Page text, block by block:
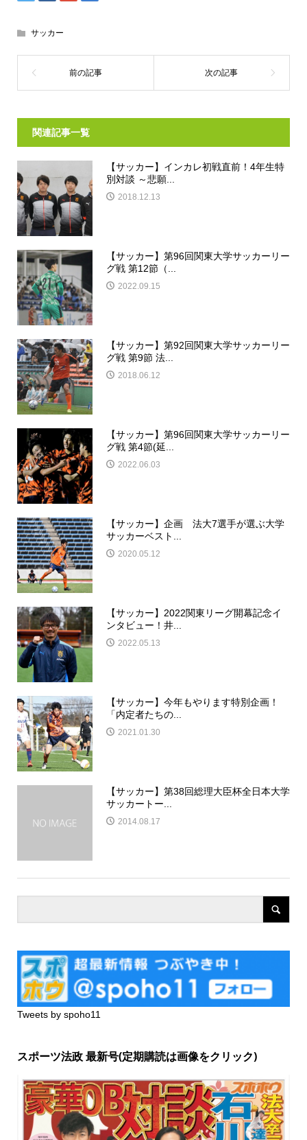
サッカー
関連記事一覧
【サッカー】インカレ初戦直前！4年生特
別対談 ～悲願...
2018.12.13
【サッカー】第96回関東大学サッカーリー
グ戦 第12節（...
2022.09.15
【サッカー】第92回関東大学サッカーリー
グ戦 第9節 法...
2018.06.12
【サッカー】第96回関東大学サッカーリー
グ戦 第4節(延...
2022.06.03
【サッカー】企画 法大7選手が選ぶ大学
サッカーベスト...
2020.05.12
【サッカー】2022関東リーグ開幕記念イ
ンタビュー！井...
2022.05.13
【サッカー】今年もやります特別企画！
「内定者たちの...
2021.01.30
【サッカー】第38回総理大臣杯全日本大学
サッカートー...
2014.08.17
Tweets by spoho11
スポーツ法政 最新号(定期購読は画像をクリック)